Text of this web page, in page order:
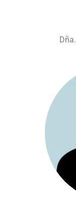
Dña.